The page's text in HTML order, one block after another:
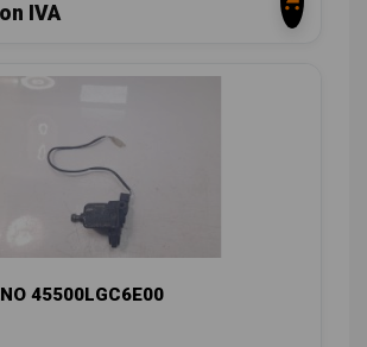
IVA
45500LGC6E00